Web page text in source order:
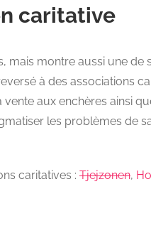
caritative
mais montre aussi une de
à des associations
vente aux enchères ainsi
les problèmes de
caritatives : Tjejzonen,